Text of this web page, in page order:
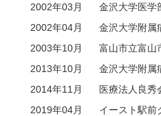
2002年03月
金沢大学医学
2002年04月
金沢大学附属
2003年10月
富山市立富山
2013年10月
金沢大学附属
2014年11月
医療法人良秀
2019年04月
イースト駅前